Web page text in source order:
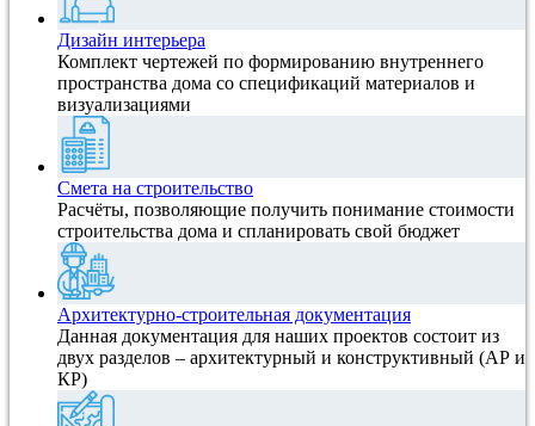
Дизайн интерьера
Комплект чертежей по формированию внутреннего
пространства дома со спецификаций материалов и
визуализациями
Смета на строительство
Расчёты, позволяющие получить понимание стоимости
строительства дома и спланировать свой бюджет
Архитектурно-строительная документация
Данная документация для наших проектов состоит из
двух разделов – архитектурный и конструктивный (АР и
КР)